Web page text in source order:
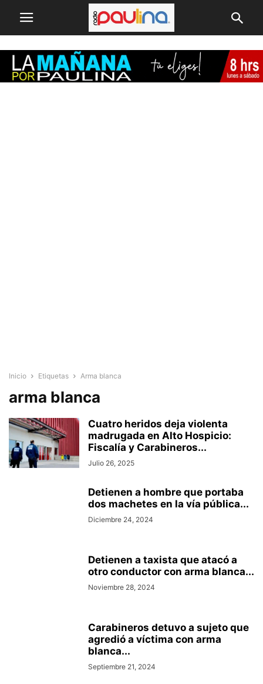
Inicio Etiquetas Arma blanca
arma blanca
Cuatro heridos deja violenta
madrugada en Alto Hospicio:
Fiscalía y Carabineros...
Julio 26, 2025
Detienen a hombre que portaba
dos machetes en la vía pública...
Diciembre 24, 2024
Detienen a taxista que atacó a
otro conductor con arma blanca...
Noviembre 28, 2024
Carabineros detuvo a sujeto que
agredió a víctima con arma
blanca...
Septiembre 21, 2024